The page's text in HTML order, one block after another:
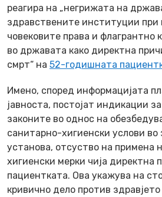
реагира на „негрижата на
здравствените институции при
човековите права и флагрантно
во државата како директна
смрт“ на 52-годишната
Имено, според информацијата
јавноста, постојат индикации
законите во однос на
санитарно-хигиенски услови во
установа, отсуство на примена
хигиенски мерки чија директна
пациентката. Ова укажува на
кривично дело против